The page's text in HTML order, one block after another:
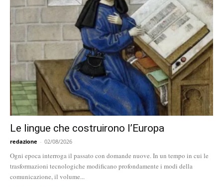
Le lingue che costruirono l’Europa
redazione - 02/08/2026
Ogni epoca interroga il passato con domande nuove. In un tempo in cui le
trasformazioni tecnologiche modificano profondamente i modi della
comunicazione, il volume...